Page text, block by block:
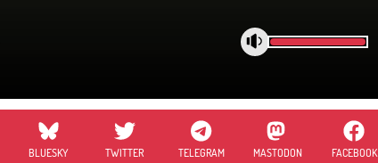
BLUESKY TWITTER TELEGRAM MASTODON FACEBOOK